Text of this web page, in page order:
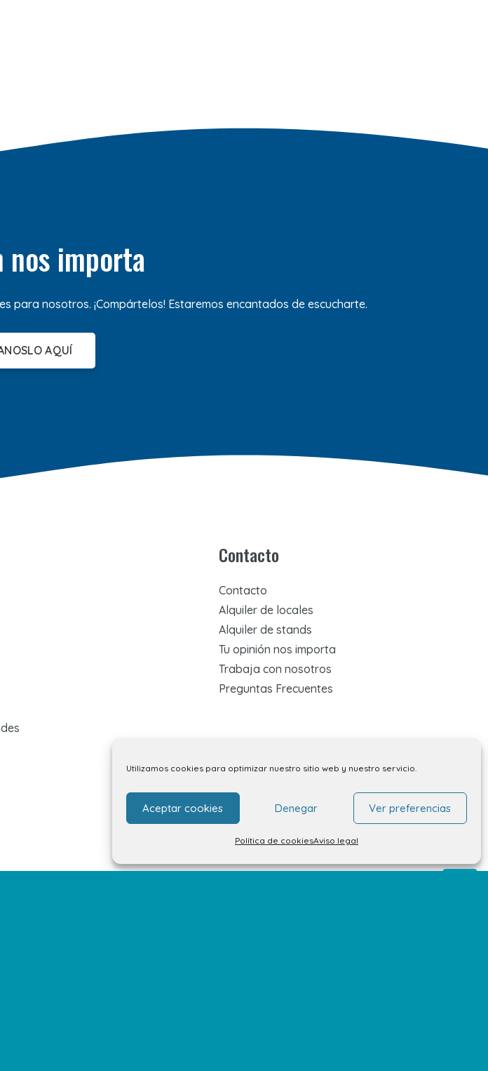
Utilizamos cookies para optimizar nuestro sitio web y nuestro servicio.
Aceptar cookies Denegar Ver preferencias
Política de cookiesAviso legal
nos importa
para nosotros. ¡Compártelos! Estaremos encantados de escucharte.
AQUÍ
Contacto
Contacto
Alquiler de locales
Alquiler de stands
Tu opinión nos importa
Trabaja con nosotros
Preguntas Frecuentes